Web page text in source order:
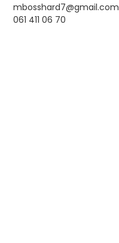
mbosshard7@gmail.com
061 411 06 70